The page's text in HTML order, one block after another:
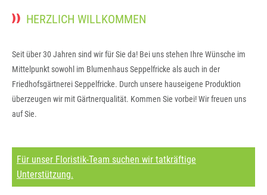
HERZLICH WILLKOMMEN
Seit über 30 Jahren sind wir für Sie da! Bei uns stehen Ihre Wünsche im
Mittelpunkt sowohl im Blumenhaus Seppelfricke als auch in der
Friedhofsgärtnerei Seppelfricke. Durch unsere hauseigene Produktion
überzeugen wir mit Gärtnerqualität. Kommen Sie vorbei! Wir freuen uns
auf Sie.
Für unser Floristik-Team suchen wir tatkräftige
Unterstützung.